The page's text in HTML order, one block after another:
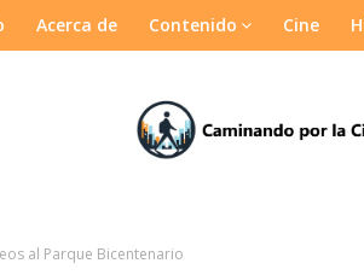
Acerca de Contenido Cine
al Parque Bicentenario